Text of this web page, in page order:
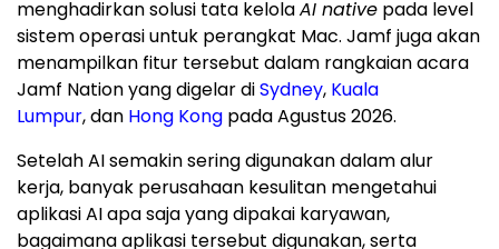
menghadirkan solusi tata kelolaAI native pada level
sistem operasi untuk perangkat Mac. Jamf juga akan
menampilkan fitur tersebut dalam rangkaian acara
Jamf Nation yang digelar diSydney, Kuala
Lumpur, dan Hong Kong pada Agustus 2026.
Setelah AI semakin sering digunakan dalam alur
kerja, banyak perusahaan kesulitan mengetahui
aplikasi AI apa saja yang dipakai karyawan,
bagaimana aplikasi tersebut digunakan, serta